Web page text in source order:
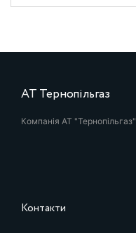
АТ Тернопільгаз
Компанія АТ "Тернопільгаз"
Контакти